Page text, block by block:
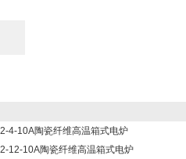
4-10A陶瓷纤维高温箱式电炉
12-10A陶瓷纤维高温箱式电炉